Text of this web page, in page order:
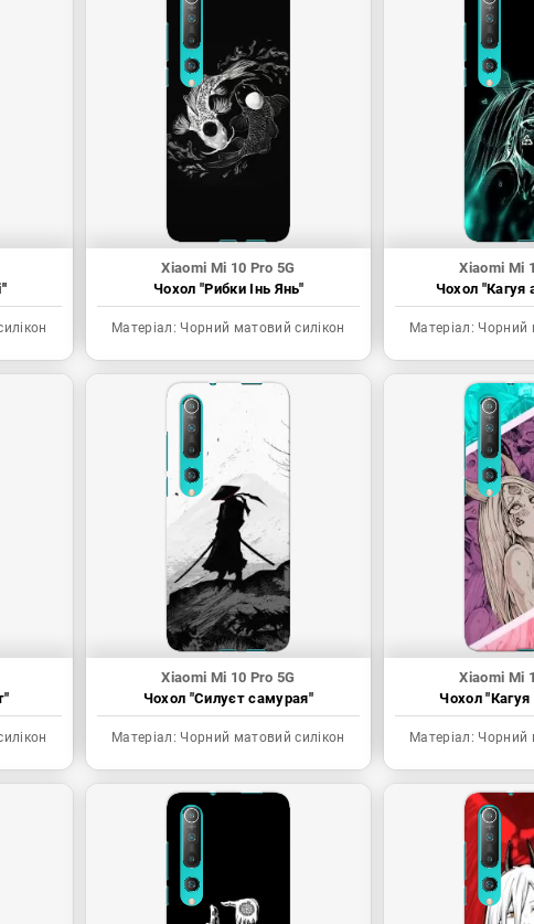
Xiaomi Mi 10 Pro 5G
Чохол "Рибки Інь Янь"
Матеріал: Чорний матовий силікон
Xiaomi Mi
Чохол "Кагуя
Матеріал: Чорний
Xiaomi Mi 10 Pro 5G
Чохол "Силуєт самурая"
Матеріал: Чорний матовий силікон
Xiaomi Mi
Чохол "Кагуя
Матеріал: Чорний